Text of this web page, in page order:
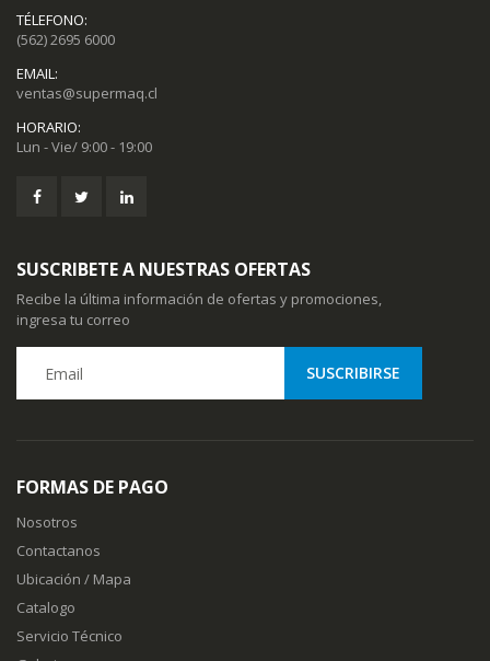
TÉLEFONO:
(562) 2695 6000
EMAIL:
ventas@supermaq.cl
HORARIO:
Lun - Vie/ 9:00 - 19:00
SUSCRIBETE A NUESTRAS OFERTAS
Recibe la última información de ofertas y promociones,
ingresa tu correo
FORMAS DE PAGO
Nosotros
Contactanos
Ubicación / Mapa
Catalogo
Servicio Técnico